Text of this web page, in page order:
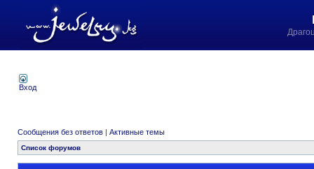
Вход
Сообщения без ответов | Активные темы
Список форумов